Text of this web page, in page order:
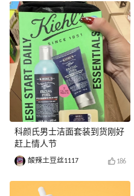
科颜氏男士洁面套装到货刚好
赶上情人节
酸辣土豆丝1117 186